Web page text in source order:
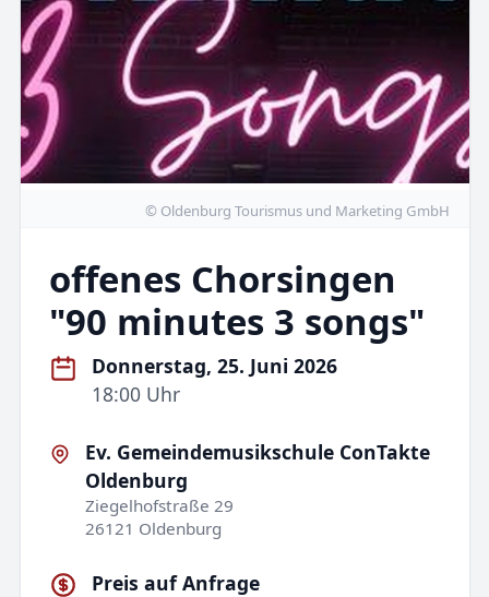
© Oldenburg Tourismus und Marketing GmbH
offenes Chorsingen
"90 minutes 3 songs"
Donnerstag, 25. Juni 2026
18:00 Uhr
Ev. Gemeindemusikschule ConTakte
Oldenburg
Ziegelhofstraße 29
26121 Oldenburg
Preis auf Anfrage